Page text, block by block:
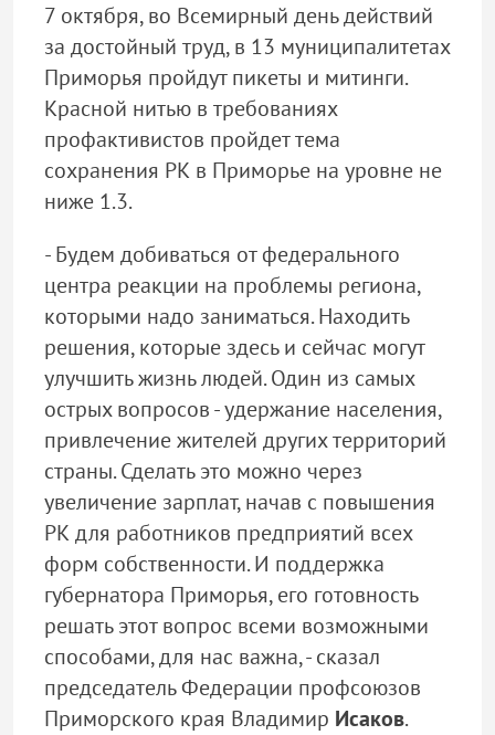
7 октября, во Всемирный день действий
за достойный труд, в 13 муниципалитетах
Приморья пройдут пикеты и митинги.
Красной нитью в требованиях
профактивистов пройдет тема
сохранения РК в Приморье на уровне не
ниже 1.3.
- Будем добиваться от федерального
центра реакции на проблемы региона,
которыми надо заниматься. Находить
решения, которые здесь и сейчас могут
улучшить жизнь людей. Один из самых
острых вопросов - удержание населения,
привлечение жителей других территорий
страны. Сделать это можно через
увеличение зарплат, начав с повышения
РК для работников предприятий всех
форм собственности. И поддержка
губернатора Приморья, его готовность
решать этот вопрос всеми возможными
способами, для нас важна, - сказал
председатель Федерации профсоюзов
Приморского края Владимир Исаков.